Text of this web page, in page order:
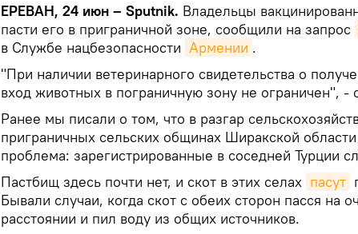
ЕРЕВАН, 24 июн – Sputnik. Владельцы
пасти его в приграничной зоне, сообщили на запрос
в Службе нацбезопасности Армении .
"При наличии ветеринарного свидетельства о
вход животных в пограничную зону не ограничен",
Ранее мы писали о том, что в разгар
приграничных сельских общинах Ширакской
проблема: зарегистрированные в соседней Турции
Пастбищ здесь почти нет, и скот в этих селах пасут
Бывали случаи, когда скот с обеих сторон пасся на
расстоянии и пил воду из общих источников.